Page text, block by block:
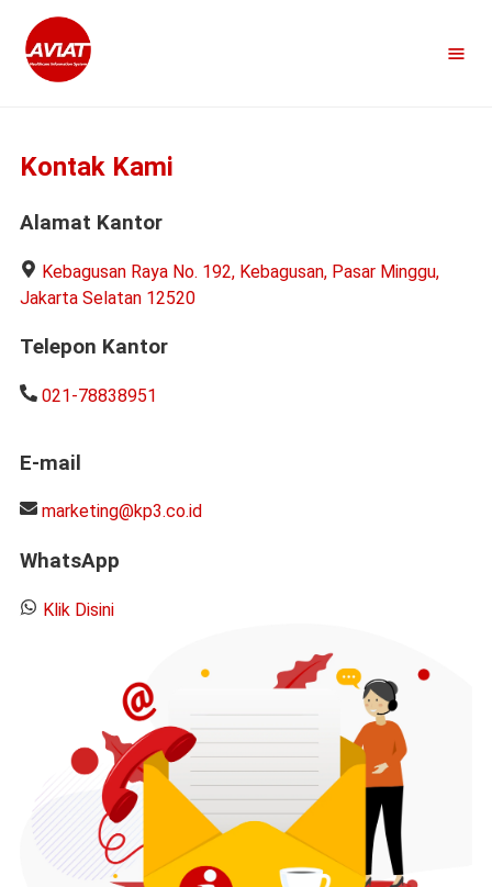
≡
Kontak Kami
Alamat Kantor
Kebagusan Raya No. 192, Kebagusan, Pasar Minggu,
Jakarta Selatan 12520
Telepon Kantor
021-78838951
E-mail
marketing@kp3.co.id
WhatsApp
Klik Disini